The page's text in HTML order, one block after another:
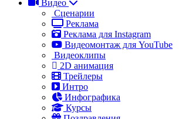
Видео
Сценарии
Реклама
Реклама для Instagram
Видеомонтаж для YouTube
Видеоклипы
2D анимация
Трейлеры
Интро
Инфографика
Курсы